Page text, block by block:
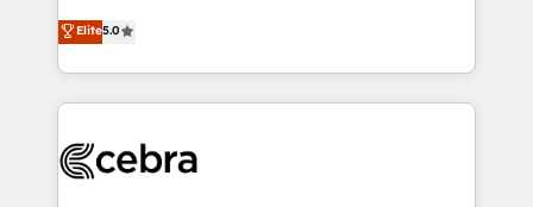
SOC 2 Type II and ISO 27001 certified, reinforcing
our commitment to data security and compliance. At
house team of certified CRM architects, experts,
developers, designers, and marketers handles all
aspects of your HubSpot. ✨ 400+ global clients ✨
100+ seamless migrations from 15+ different CRMs
implementations, and 5,000+ pages ✨ CS: Clients
Elite5.0